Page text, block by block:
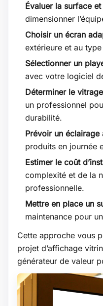
Évaluer la surface
dimensionner
Choisir un écran
extérieure et au
Sélectionner un
avec votre logiciel
Déterminer le
un professionnel
durabilité.
Prévoir un éclairage
produits en journée
Estimer le coût
complexité et de la
professionnelle.
Mettre en place un
maintenance pour
Cette approche vous
projet d’affichage
générateur de valeur